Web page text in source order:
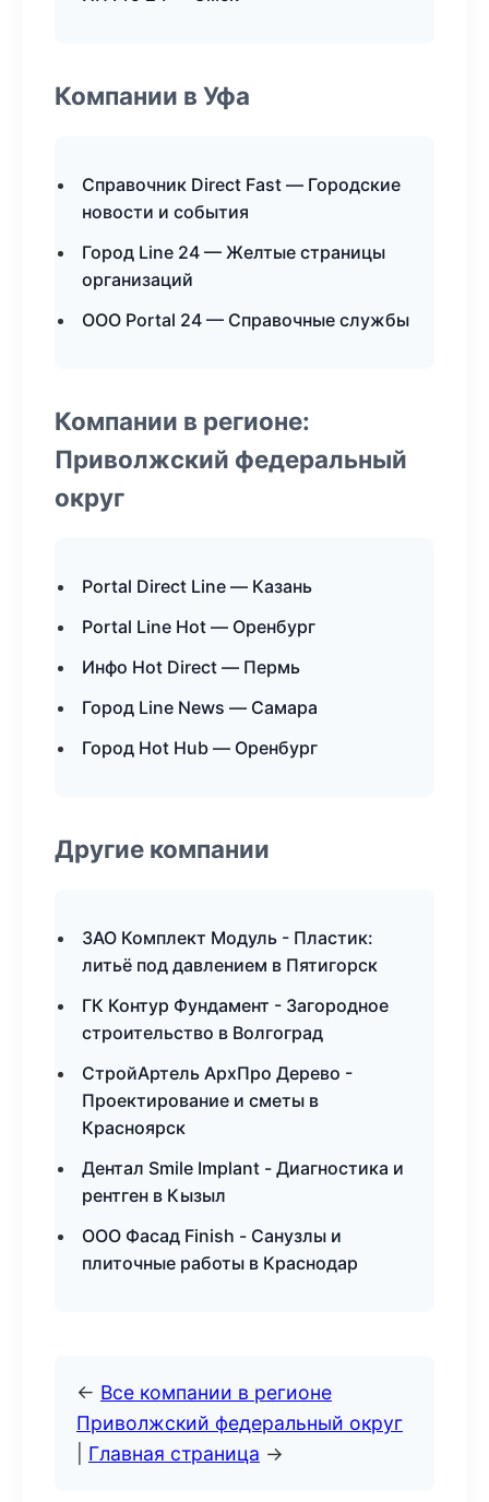
Компании в Уфа
Справочник Direct Fast — Городские
новости и события
Город Line 24 — Желтые страницы
организаций
ООО Portal 24 — Справочные службы
Компании в регионе:
Приволжский федеральный
округ
Portal Direct Line — Казань
Portal Line Hot — Оренбург
Инфо Hot Direct — Пермь
Город Line News — Самара
Город Hot Hub — Оренбург
Другие компании
ЗАО Комплект Модуль - Пластик:
литьё под давлением в Пятигорск
ГК Контур Фундамент - Загородное
строительство в Волгоград
СтройАртель АрхПро Дерево -
Проектирование и сметы в
Красноярск
Дентал Smile Implant - Диагностика и
рентген в Кызыл
ООО Фасад Finish - Санузлы и
плиточные работы в Краснодар
← Все компании в регионе
Приволжский федеральный округ
Главная страница →